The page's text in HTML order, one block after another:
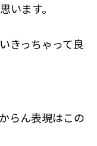
います。
きっちゃって良
らん表現はこの